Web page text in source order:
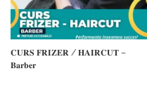
𝐂𝐔𝐑𝐒 𝐅𝐑𝐈𝐙𝐄𝐑 / 𝐇𝐀𝐈𝐑𝐂𝐔𝐓 –
𝐁𝐚𝐫𝐛𝐞𝐫